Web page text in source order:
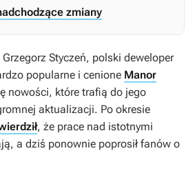
zmiany
Styczeń, polski deweloper
popularne i cenione Manor
nowości, które trafią do jego
aktualizacji. Po okresie
, że prace nad istotnymi
a dziś ponownie poprosił fanów o